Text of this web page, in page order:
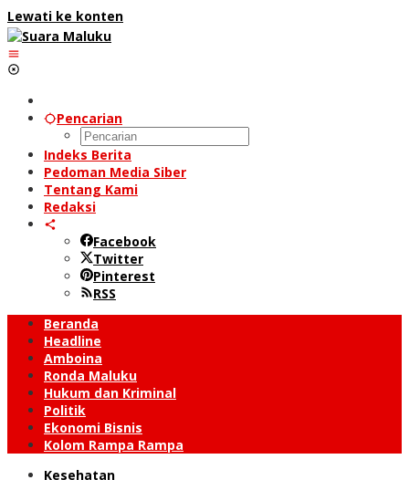
Lewati ke konten
Pencarian
Indeks Berita
Pedoman Media Siber
Tentang Kami
Redaksi
Facebook
Twitter
Pinterest
RSS
Beranda
Headline
Amboina
Ronda Maluku
Hukum dan Kriminal
Politik
Ekonomi Bisnis
Kolom Rampa Rampa
Kesehatan